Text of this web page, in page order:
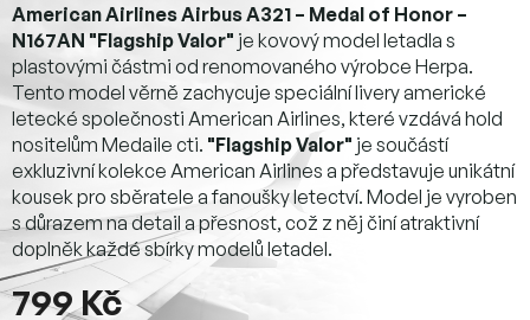
799 Kč
American Airlines Airbus A321 – Medal of Honor –
N167AN "Flagship Valor" je kovový model letadla s
plastovými částmi od renomovaného výrobce Herpa.
Tento model věrně zachycuje speciální livery americké
letecké společnosti American Airlines, které vzdává hold
nositelům Medaile cti. "Flagship Valor" je součástí
exkluzivní kolekce American Airlines a představuje unikátní
kousek pro sběratele a fanoušky letectví. Model je vyroben
s důrazem na detail a přesnost, což z něj činí atraktivní
doplněk každé sbírky modelů letadel.